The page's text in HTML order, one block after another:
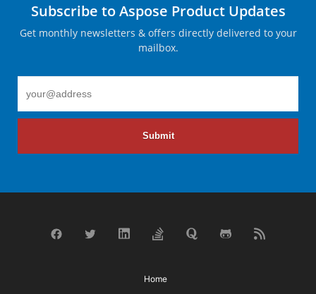
Subscribe to Aspose Product Updates
Get monthly newsletters & offers directly delivered to your
mailbox.
Submit
Home